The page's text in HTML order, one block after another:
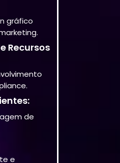
gráfico
Recursos
de
e